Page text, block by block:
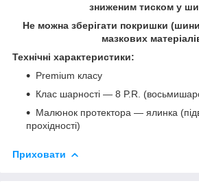
зниженим тиском у
Не можна зберігати покришки
мазкових
Технічні характеристики:
Premium класу
Клас шарності — 8 P.R.
Малюнок протектора — ялинка
прохідності)
Приховати